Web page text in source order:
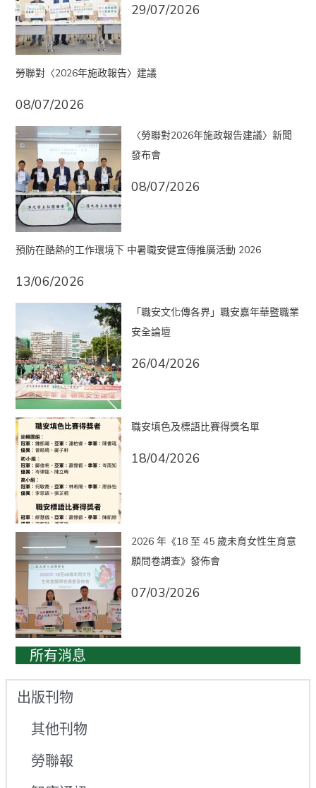
29/07/2026
勞聯對〈2026年施政報告〉建議
08/07/2026
〈勞聯對2026年施政報告建議〉新聞
發布會
08/07/2026
預防在酷熱的工作環境下 中暑職安健宣傳推廣活動 2026
13/06/2026
「職安文化傳各界」職安嘉年華暨職業
安全論壇
26/04/2026
職安填色及標語比賽得獎名單
18/04/2026
2026 年《18 至 45 歲未育女性生育意
願問卷調查》發佈會
07/03/2026
所有消息
出版刊物
其他刊物
勞聯報